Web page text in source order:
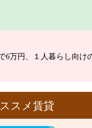
万円、１人暮らし向け
スメ賃貸